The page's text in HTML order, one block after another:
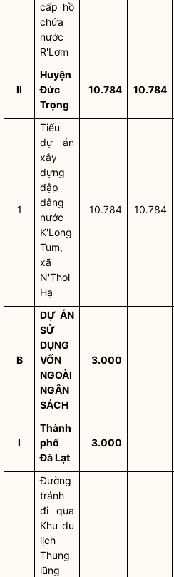
cấp hồ
chứa
nước
R'Lơm
II
Huyện
Đức
Trọng
10.784 10.784
1
Tiểu
dự án
xây
dựng
đập
dâng
nước
K'Long
Tum,
xã
N'Thol
Hạ
10.784 10.784
B
DỰ ÁN
SỬ
DỤNG
VỐN
NGOÀI
NGÂN
SÁCH
3.000
I
Thành
phố
Đà Lạt
3.000
Đường
tránh
đi qua
Khu du
lịch
Thung
lũng